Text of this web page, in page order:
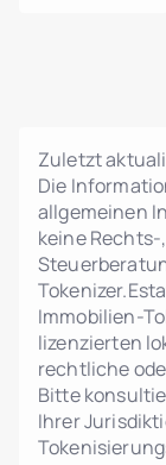
Zuletzt
Die
allgemeinen
keine
Immobilien-
lizenzierten
rechtliche
Bitte
Ihrer